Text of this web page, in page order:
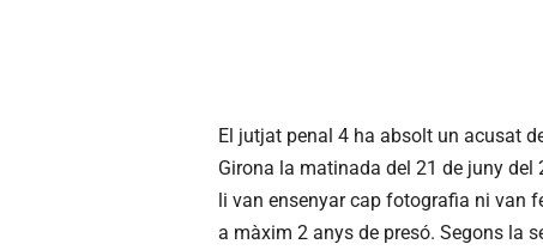
El jutjat penal 4 ha absolt un acusat
Girona la matinada del 21 de juny del
li van ensenyar cap fotografia ni van
a màxim 2 anys de presó. Segons la